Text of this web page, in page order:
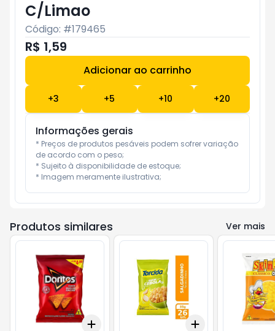
C/Limao
Código: #179465
R$ 1,59
Adicionar ao carrinho
+3 +5 +10 +20
Informações gerais
* Preços de produtos pesáveis podem sofrer variação
de acordo com o peso;
* Sujeito à disponibilidade de estoque;
* Imagem meramente ilustrativa;
Produtos similares Ver mais
Add +10
Add